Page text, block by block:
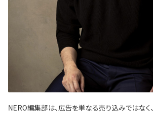
NERO編集部は、広告を単なる売り込みではなく、